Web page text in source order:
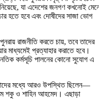
যা এদেশের জনগণ কখনোই
হতে হবে এবং দোষীদের সাজা ভোগ
রাজনীতি করতে চায়, তবে তাদের
মাধ্যমেই প্রত্যাহার করাতে হবে।
কর্মসূচি পালনের কোনো সুযোগ এ
মধ্যে আরও উপস্থিত ছিলেন—
শকু ও শাহিন আহমেদ। এছাড়া